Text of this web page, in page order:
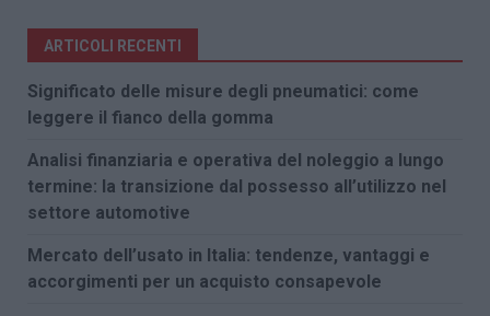
ARTICOLI RECENTI
Significato delle misure degli pneumatici: come
leggere il fianco della gomma
Analisi finanziaria e operativa del noleggio a lungo
termine: la transizione dal possesso all’utilizzo nel
settore automotive
Mercato dell’usato in Italia: tendenze, vantaggi e
accorgimenti per un acquisto consapevole